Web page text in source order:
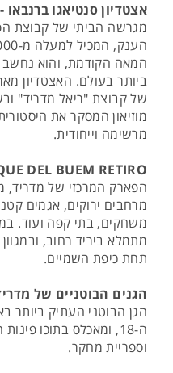
אצטדיון סנטיאגו ברנבאו -
מגרשה הביתי של קבוצת
המאה הקודמת, והוא נחשב
ביותר בעולם. האצטדיון
של קבוצת "ריאל מדריד"
מוזיאון המסקר את
מרשימה וייחודית.
DEL BUEM RETIRO -
הפארק המרכזי של מדריד,
מרחבים ירוקים, אגמים
משחקים, בתי קפה ועוד.
מתמלא ביריד רחוב,
תחת כיפת השמיים.
הגנים הבוטניים של
הגן הבוטני העתיק ביותר
ה-18, ומאכלס בתוכו
וספריית מחקר.